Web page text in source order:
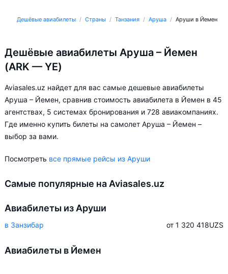
Дешёвые авиабилеты Страны Танзания Аруша Аруши в Йемен
Дешёвые авиабилеты Аруша – Йемен
(ARK — YE)
Aviasales.uz найдет для вас самые дешевые авиабилеты
Аруша – Йемен, сравнив стоимость авиабилета в Йемен в 45
агентствах, 5 системах бронирования и 728 авиакомпаниях.
Где именно купить билеты на самолет Аруша – Йемен –
выбор за вами.
Посмотреть все прямые рейсы из Аруши
Самые популярные на Aviasales.uz
Авиабилеты из Аруши
в Занзибар от 1 320 418UZS
Авиабилеты в Йемен